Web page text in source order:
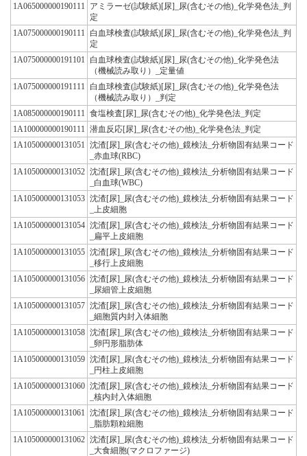
1A065000000190111
アミラーゼ(試験紙)[尿]_尿(含むその他)_化学発色法_判
定
1A075000000190111
白血球検査(試験紙)[尿]_尿(含むその他)_化学発色法_判
定
1A075000000191101
白血球検査(試験紙)[尿]_尿(含むその他)_化学発色法
（機械読み取り）_定量値
1A075000000191111
白血球検査(試験紙)[尿]_尿(含むその他)_化学発色法
（機械読み取り）_判定
1A085000000190111
食塩検査[尿]_尿(含むその他)_化学発色法_判定
1A100000000190111
潜血反応[尿]_尿(含むその他)_化学発色法_判定
1A105000000131051
沈渣[尿]_尿(含むその他)_鏡検法_分析物固有結果コード
_赤血球(RBC)
1A105000000131052 沈渣[尿]_尿(含むその他)_鏡検法_分析物固有結果コード
_白血球(WBC)
1A105000000131053 沈渣[尿]_尿(含むその他)_鏡検法_分析物固有結果コード
_上皮細胞
1A105000000131054 沈渣[尿]_尿(含むその他)_鏡検法_分析物固有結果コード
_扁平上皮細胞
1A105000000131055 沈渣[尿]_尿(含むその他)_鏡検法_分析物固有結果コード
_移行上皮細胞
1A105000000131056 沈渣[尿]_尿(含むその他)_鏡検法_分析物固有結果コード
_尿細管上皮細胞
1A105000000131057 沈渣[尿]_尿(含むその他)_鏡検法_分析物固有結果コード
_細胞質内封入体細胞
1A105000000131058 沈渣[尿]_尿(含むその他)_鏡検法_分析物固有結果コード
_卵円形脂肪体
1A105000000131059 沈渣[尿]_尿(含むその他)_鏡検法_分析物固有結果コード
_円柱上皮細胞
1A105000000131060 沈渣[尿]_尿(含むその他)_鏡検法_分析物固有結果コード
_核内封入体細胞
1A105000000131061
沈渣[尿]_尿(含むその他)_鏡検法_分析物固有結果コード
_脂肪顆粒細胞
1A105000000131062 沈渣[尿]_尿(含むその他)_鏡検法_分析物固有結果コード
_大食細胞(マクロファージ)